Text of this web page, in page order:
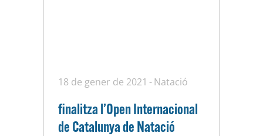
18 de gener de 2021 Natació
finalitza l’Open Internacional
de Catalunya de Natació